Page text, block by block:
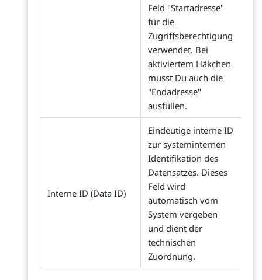
Feld "Startadresse"
für die
Zugriffsberechtigung
verwendet. Bei
aktiviertem Häkchen
musst Du auch die
"Endadresse"
ausfüllen.
Interne ID (Data ID)
Eindeutige interne ID
zur systeminternen
Identifikation des
Datensatzes. Dieses
Feld wird
automatisch vom
System vergeben
und dient der
technischen
Zuordnung.